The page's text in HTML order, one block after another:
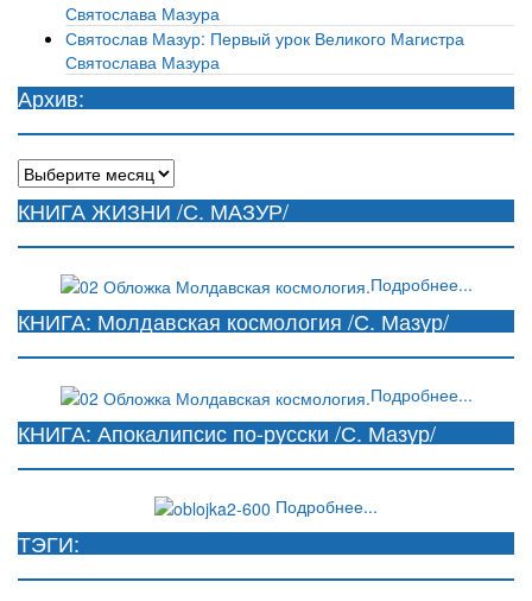
Святослава Мазура
Святослав Мазур: Первый урок Великого Магистра
Святослава Мазура
Архив:
Архив:
КНИГА ЖИЗНИ /С. МАЗУР/
Подробнее...
КНИГА: Молдавская космология /С. Мазур/
Подробнее...
КНИГА: Апокалипсис по-русски /С. Мазур/
Подробнее...
ТЭГИ: